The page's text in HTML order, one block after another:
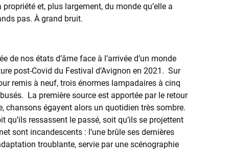
et, plus largement, du monde qu’elle a
pas. À grand bruit.
de nos états d’âme face à l’arrivée d’un monde
post-Covid du Festival d’Avignon en 2021. Sur
remis à neuf, trois énormes lampadaires à cinq
La première source est apportée par le retour
chansons égayent alors un quotidien très sombre.
ressassent le passé, soit qu’ils se projettent
sont incandescents : l’une brûle ses dernières
troublante, servie par une scénographie